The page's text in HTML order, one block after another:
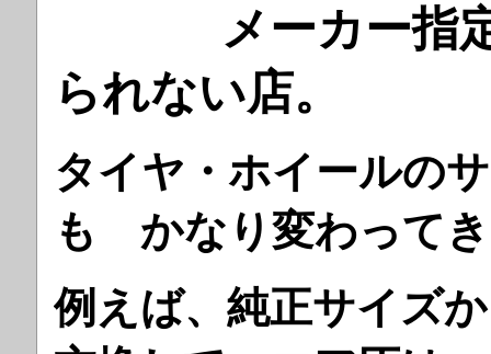
メーカー指定
られない店。
タイヤ・ホイールの
も かなり変わって
例えば、純正サイズ